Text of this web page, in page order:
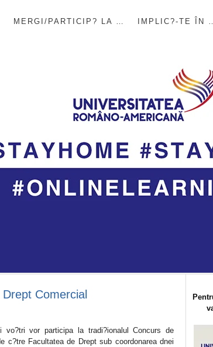
MERGI/PARTICIP? LA … IMPLIC?-TE ÎN …
Comercial
vo?tri vor participa la tradi?ionalul Concurs de
c?tre Facultatea de Drept sub coordonarea dnei